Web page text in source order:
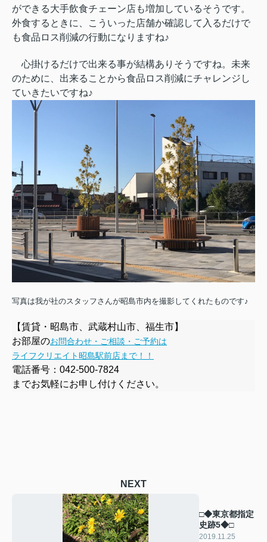
ができる大手飲食チェーン店も増加しているそうです。
外食するときに、こういった店舗か確認して入るだけで
も食品ロス削減の行動になりますね♪
心掛けるだけで出来る事が結構ありそうですね。未来
のために、出来ることから食品ロス削減にチャレンジし
ていきたいですね♪
写真は我が社のスタッフさんが昭島市内を撮影してくれたものです♪
【賃貸・昭島市、武蔵村山市、福生市】
お部屋のお問合わせ・ご相談・ご予約は
ライフクリエイト昭島駅前店まで！！
電話番号： 042-500-7824
までお気軽にお申し付けください。
NEXT
□◆東京都指定
史跡5◆□
2019.11.25